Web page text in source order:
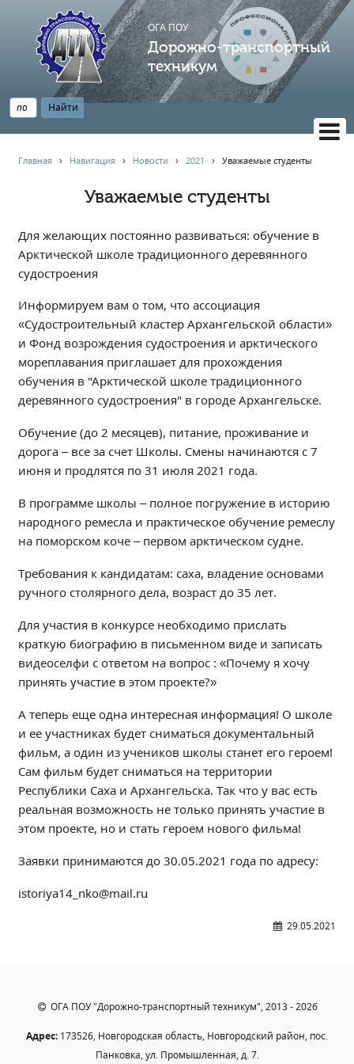
ОГА ПОУ
Дорожно-транспортный
техникум
АБИТУРИЕНТУ
Опрос по качеству образования
Новости
Наблюдательный совет
Информация
Независимая оценка качества
Профориентация
Обращения онлайн
Контакты
Региональный центр по профилактике ДДТТ
Учебно-производственный комплекс
Центр карьеры
Противодействие коррупции
Всероссийское чемпионатное движение
Региональная инновационная площадка
Основные сведения
Структура и органы управления образовательной
организацией
Образование
Образовательные стандарты и требования
Руководство
Педагогический состав
Материально-техническое обеспечение и
оснащенность образовательного процесса.
Стипендии и меры поддержки обучающихся
Платные образовательные услуги
организации
УЧЕБНАЯ РАБОТА
Главная › Навигация › Новости ›2021 ›Уважаемые студенты
Уважаемые студенты
Для желающих постоянно развиваться: обучение в
Арктической школе традиционного деревянного
судостроения
Информируем вам о том, что ассоциация
«Судостроительный кластер Архангельской области»
и Фонд возрождения судостроения и арктического
мореплавания приглашает для прохождения
обучения в "Арктической школе традиционного
деревянного судостроения" в городе Архангельске.
Обучение (до 2 месяцев), питание, проживание и
дорога – все за счет Школы. Смены начинаются с 7
июня и продлятся по 31 июля 2021 года.
️В программе школы – полное погружение в историю
народного ремесла и практическое обучение ремеслу
на поморском коче – первом арктическом судне.
Требования к кандидатам: саха, владение основами
ручного столярного дела, возраст до 35 лет.
Для участия в конкурсе необходимо прислать
краткую биографию в письменном виде и записать
видеоселфи с ответом на вопрос : «Почему я хочу
принять участие в этом проекте?»
А теперь еще одна интересная информация! О школе
и ее участниках будет сниматься документальный
фильм, а один из учеников школы станет его героем!
Сам фильм будет сниматься на территории
Республики Саха и Архангельска. Так что у вас есть
реальная возможность не только принять участие в
этом проекте, но и стать героем нового фильма!
Заявки принимаются до 30.05.2021 года по адресу:
istoriya14_nko@mail.ru
29.05.2021
ОГА ПОУ "Дорожно-транспортный техникум", 2013 - 2026
Адрес: 173526, Новгородская область, Новгородский район, пос.
Панковка, ул. Промышленная, д. 7.